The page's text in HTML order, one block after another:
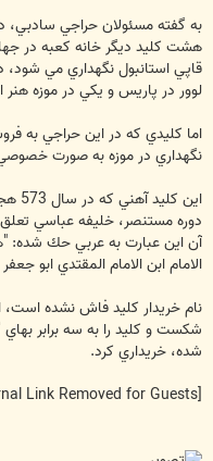
به گفته مسئولان حراجي سادبي،
قاپي استانبول نگهداري مي شود،
لوور در پاريس و يكي در موزه هنر
اما كليدي كه در اين حراجي به
نگهداري در موزه به صورت
دوره مستنصر، خليفه عباسي
آن اين عبارت به عربي حك شده:
الامام ابن الامام المقتدي ابو جعفر
نام خريدار كليد فاش نشده است،
شكست و كليد را به سه برابر
شده، خريداري كرد.
[External Link Removed for Guests]